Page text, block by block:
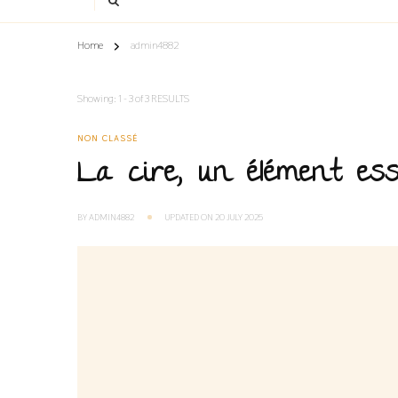
Home admin4882
Showing: 1 - 3 of 3 RESULTS
NON CLASSÉ
La cire, un élément
BYADMIN4882 UPDATED ON20 JULY 2025